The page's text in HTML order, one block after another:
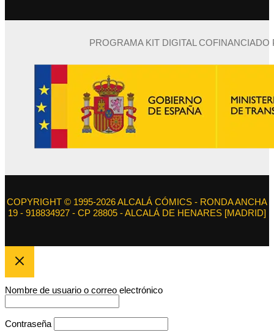
PROGRAMA KIT DIGITAL
COPYRIGHT © 1995-2026 ALCALÁ CÓMICS - RONDA ANCHA
19 - 918834927 - CP 28805 - ALCALÁ DE HENARES [MADRID]
Nombre de usuario o correo electrónico
Contraseña